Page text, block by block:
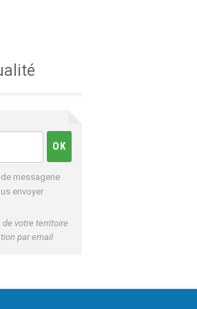
messagerie
envoyer
votre territoire
par email